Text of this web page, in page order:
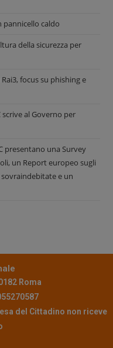
pannicello caldo
della sicurezza per
focus su phishing e
al Governo per
presentano una Survey
un Report europeo sugli
e un
Roma
del Cittadino non riceve